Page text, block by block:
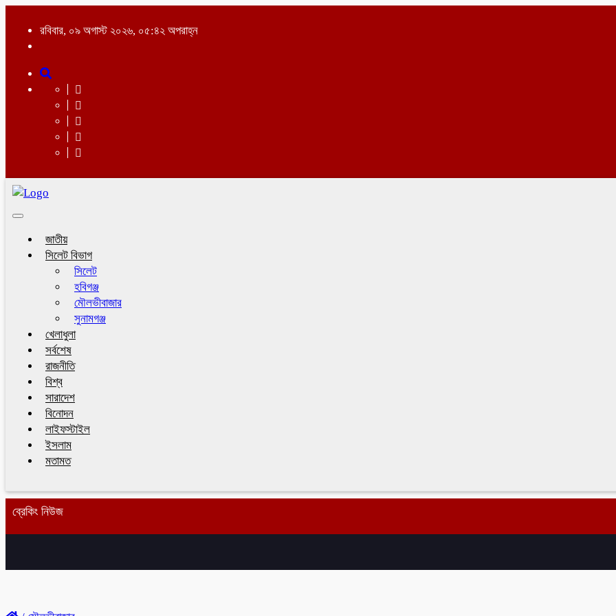
রবিবার, ০৯ অগাস্ট ২০২৬, ০৫:৪২ অপরাহ্ন
Toggle
জাতীয়
সিলেট বিভাগ
সিলেট
হবিগঞ্জ
মৌলভীবাজার
সুনামগঞ্জ
খেলাধুলা
সর্বশেষ
রাজনীতি
বিশ্ব
সারাদেশ
বিনোদন
লাইফস্টাইল
ইসলাম
মতামত
ব্রেকিং নিউজ